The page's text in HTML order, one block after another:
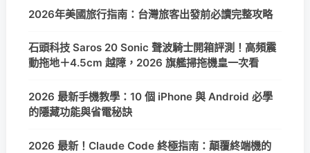
2026年美國旅行指南：台灣旅客出發前必讀完整攻略
石頭科技 Saros 20 Sonic 聲波騎士開箱評測！高頻震
動拖地＋4.5cm 越障，2026 旗艦掃拖機皇一次看
2026 最新手機教學：10 個 iPhone 與 Android 必學
的隱藏功能與省電秘訣
2026 最新！Claude Code 終極指南：顛覆終端機的